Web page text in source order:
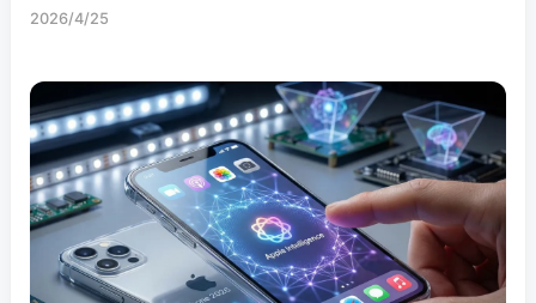
2026/4/25